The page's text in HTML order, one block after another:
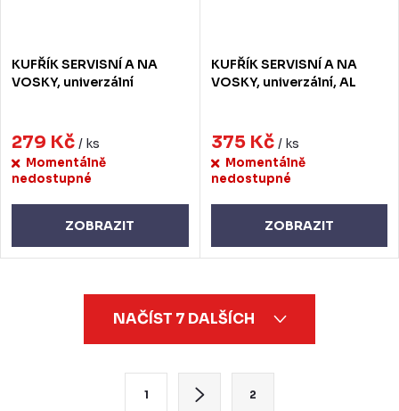
KUFŘÍK SERVISNÍ A NA
VOSKY, univerzální
279 Kč / ks
Momentálně
nedostupné
ZOBRAZIT
KUFŘÍK SERVISNÍ A NA
VOSKY, univerzální, AL
375 Kč / ks
Momentálně
nedostupné
ZOBRAZIT
NAČÍST 7 DALŠÍCH
1 2